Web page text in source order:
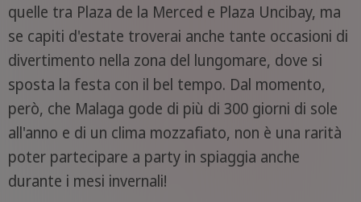
quelle tra Plaza de la Merced e Plaza Uncibay, ma
se capiti d'estate troverai anche tante occasioni di
divertimento nella zona del lungomare, dove si
sposta la festa con il bel tempo. Dal momento,
però, che Malaga gode di più di 300 giorni di sole
all'anno e di un clima mozzafiato, non è una rarità
poter partecipare a party in spiaggia anche
durante i mesi invernali!